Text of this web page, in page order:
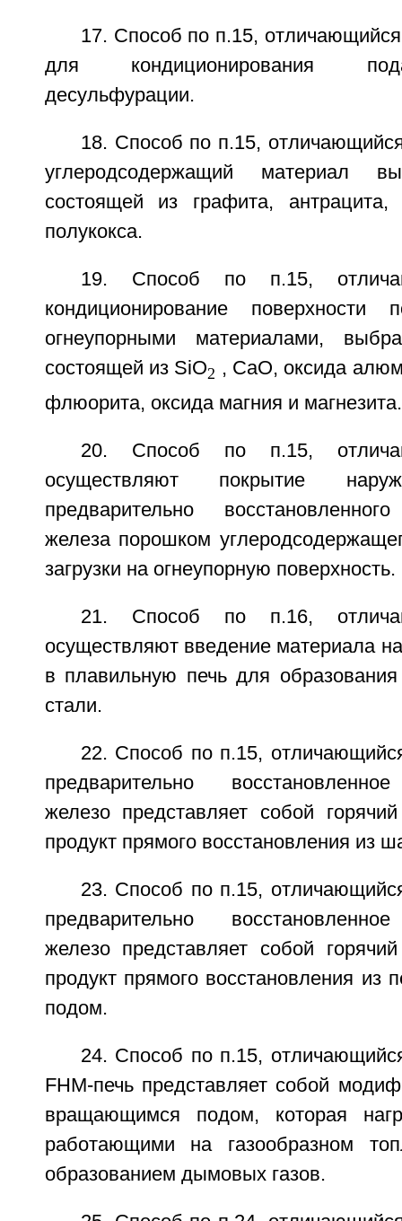
17. Способ по п.15,
для кондиционирования
десульфурации.
18. Способ по п.15,
углеродсодержащий материал
состоящей из графита,
полукокса.
19. Способ по п.15,
кондиционирование поверхности
огнеупорными материалами,
состоящей из SiO2 , CaO, оксида
флюорита, оксида магния и магнезита.
20. Способ по п.15,
осуществляют покрытие
предварительно
железа порошком
загрузки на огнеупорную поверхность.
21. Способ по п.16,
осуществляют введение материала
в плавильную печь для
стали.
22. Способ по п.15,
предварительно
железо представляет собой
продукт прямого восстановления из
23. Способ по п.15,
предварительно
железо представляет собой
продукт прямого восстановления
подом.
24. Способ по п.15,
FHM-печь представляет собой
вращающимся подом, которая
работающими на газообразном
образованием дымовых газов.